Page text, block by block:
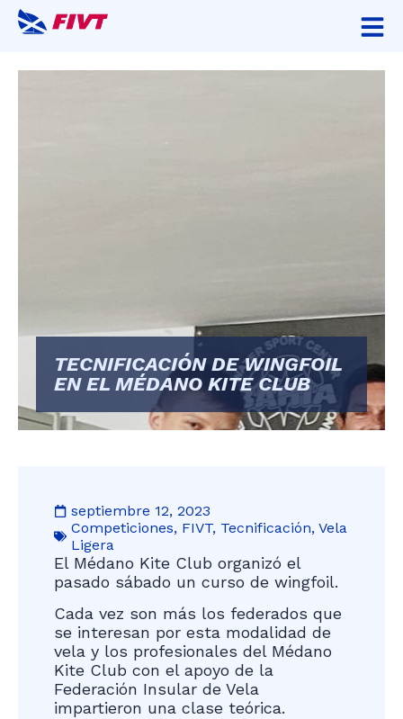
TECNIFICACIÓN DE WINGFOIL
EN EL MÉDANO KITE CLUB
septiembre 12, 2023
Competiciones, FIVT, Tecnificación, Vela
Ligera
El Médano Kite Club organizó el
pasado sábado un curso de wingfoil.
Cada vez son más los federados que
se interesan por esta modalidad de
vela y los profesionales del Médano
Kite Club con el apoyo de la
Federación Insular de Vela
impartieron una clase teórica.